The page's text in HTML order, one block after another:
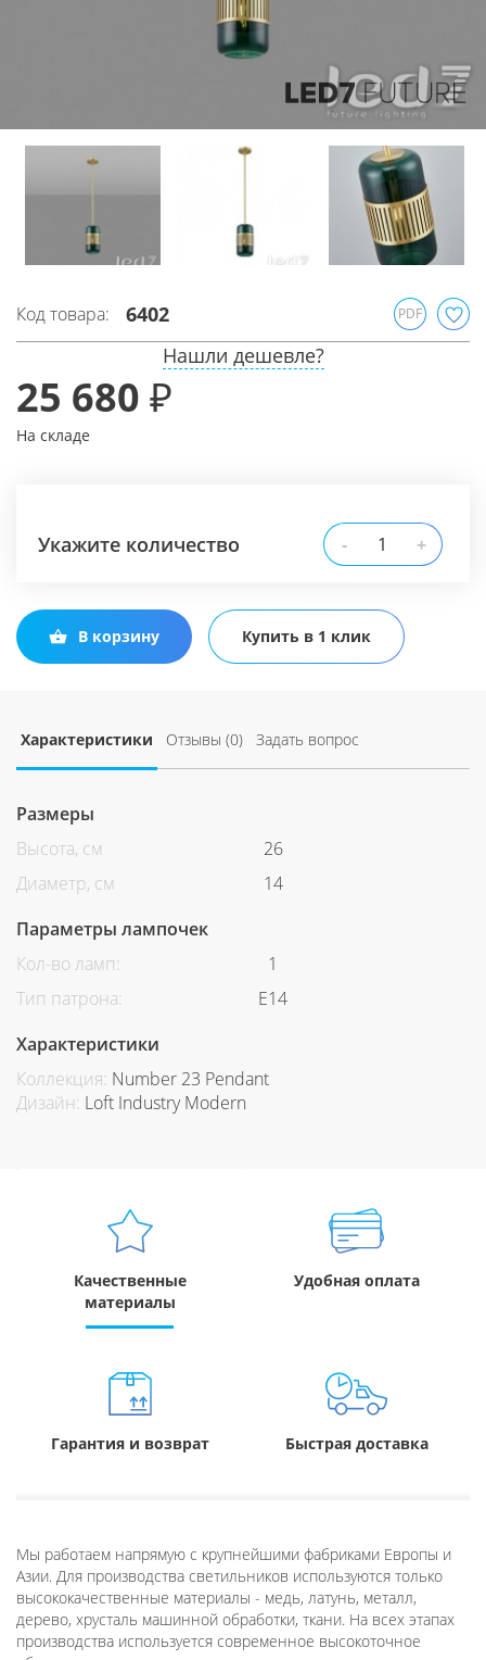
Код товара: 6402 PDF
25 680 ₽
На складе
Нашли дешевле?
Укажите количество - +
В корзину Купить в 1 клик
Характеристики Отзывы (0) Задать вопрос
Размеры
Высота, см
26
Диаметр, см
14
Параметры лампочек
Кол-во ламп:
1
Тип патрона:
Е14
Характеристики
Коллекция: Number 23 Pendant
Дизайн: Loft Industry Modern
Качественные
материалы
Удобная оплата
Гарантия и возврат Быстрая доставка
Мы работаем напрямую с крупнейшими фабриками Европы и
Азии. Для производства светильников используются только
высококачественные материалы - медь, латунь, металл,
дерево, хрусталь машинной обработки, ткани. На всех этапах
производства используется современное высокоточное